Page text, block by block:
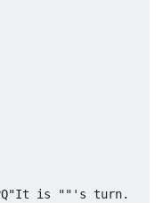
def